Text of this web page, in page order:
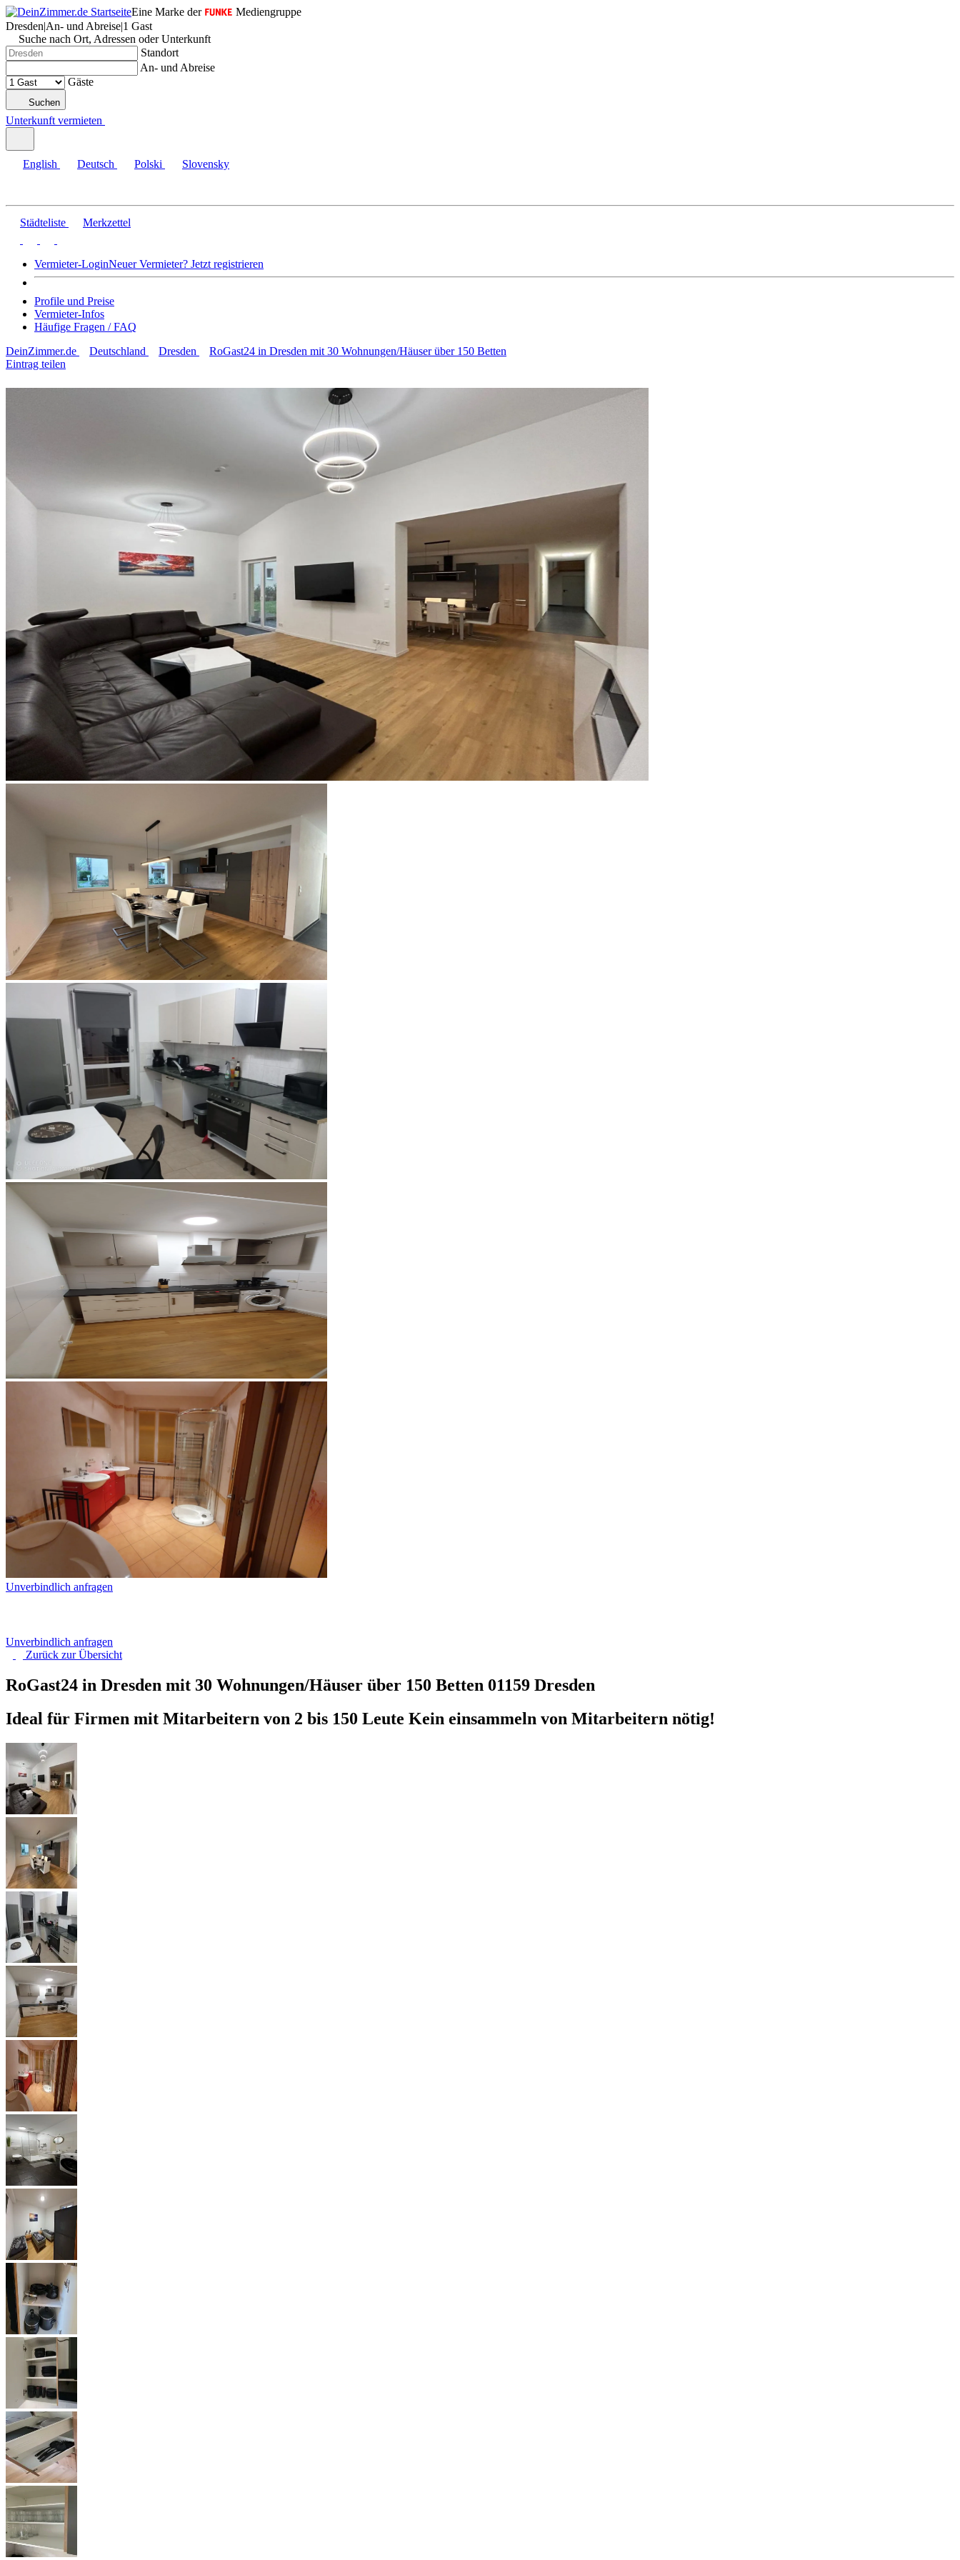
Eine Marke der
Mediengruppe
Dresden|An- und Abreise|1 Gast
Suche nach Ort, Adressen oder Unterkunft
Standort
An- und Abreise
Gäste
Suchen
Unterkunft vermieten
English Deutsch Polski Slovensky
Städteliste Merkzettel
Vermieter-LoginNeuer Vermieter? Jetzt registrieren
Profile und Preise
Vermieter-Infos
Häufige Fragen / FAQ
DeinZimmer.de
Deutschland Dresden
RoGast24 in Dresden mit 30 Wohnungen/Häuser über 150 Betten
Eintrag teilen
Unverbindlich anfragen
Unverbindlich anfragen
Zurück zurÜbersicht
RoGast24 in Dresden mit 30 Wohnungen/Häuser über 150 Betten 01159 Dresden
Ideal für Firmen mit Mitarbeitern von 2 bis 150 Leute Kein einsammeln von Mitarbeitern nötig!